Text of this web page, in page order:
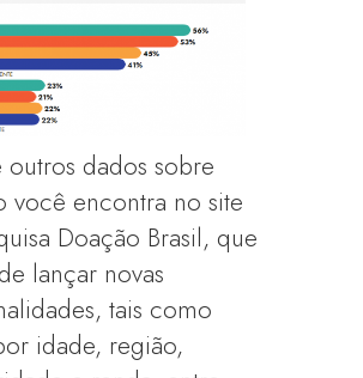
outros dados sobre
você encontra no site
Doação Brasil, que
lançar novas
tais como
idade, região,